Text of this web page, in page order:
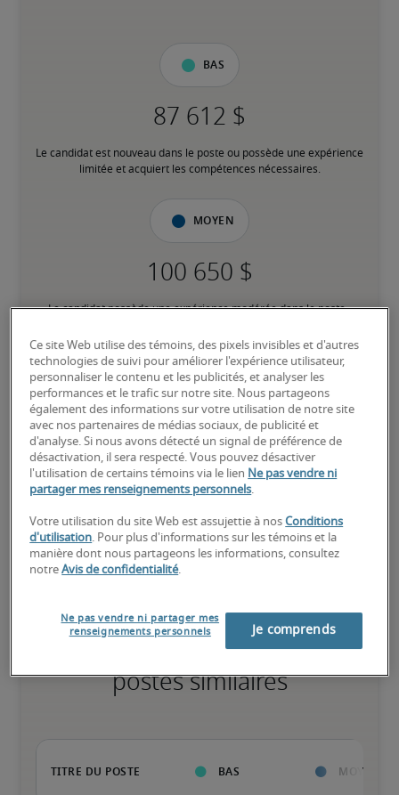
Bas
Le candidat est nouveau dans le poste ou possède une expérience
limitée et acquiert les compétences nécessaires.
Moyen
Le candidat possède une expérience modérée dans le poste,
transférables équivalentes, et peut également détenir des
certifications pertinentes.
Élevé
Le candidat possède une vaste expérience et des compétences
certifications spécialisées.
Salaires estimés pour des
postes similaires
Ce site Web utilise des témoins, des pixels invisibles et d'autres
technologies de suivi pour améliorer l'expérience utilisateur,
personnaliser le contenu et les publicités, et analyser les
performances et le trafic sur notre site. Nous partageons
également des informations sur votre utilisation de notre site
avec nos partenaires de médias sociaux, de publicité et
d'analyse. Si nous avons détecté un signal de préférence de
désactivation, il sera respecté. Vous pouvez désactiver
l'utilisation de certains témoins via le lien Ne pas vendre ni
partager mes renseignements personnels.
Votre utilisation du site Web est assujettie à nosConditions
d'utilisation. Pour plus d'informations sur les témoins et la
manière dont nous partageons les informations, consultez
notreAvis de confidentialité.
Ne pas vendre ni partager mes
renseignements personnels
Je comprends